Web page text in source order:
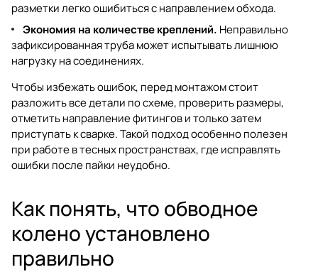
разметки легко ошибиться с направлением обхода.
Экономия на количестве креплений. Неправильно
зафиксированная труба может испытывать лишнюю
нагрузку на соединениях.
Чтобы избежать ошибок, перед монтажом стоит
разложить все детали по схеме, проверить размеры,
отметить направление фитингов и только затем
приступать к сварке. Такой подход особенно полезен
при работе в тесных пространствах, где исправлять
ошибки после пайки неудобно.
Как понять, что обводное
колено установлено
правильно